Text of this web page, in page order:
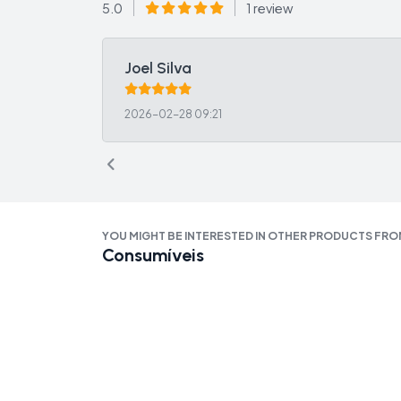
5.0 1 review
Joel Silva
2026-02-28 09:21
YOU MIGHT BE INTERESTED IN OTHER PRODUCTS
Consumíveis